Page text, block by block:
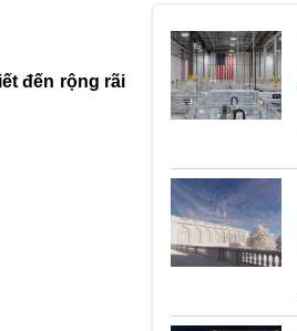
đến rộng rãi